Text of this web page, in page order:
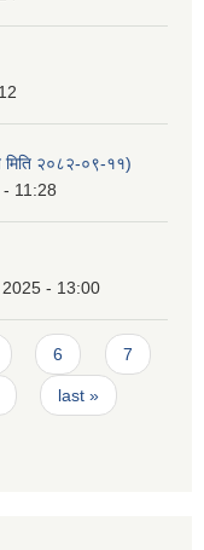
मिति २०८२-०९-११)
11:28
- 13:00
6 7
last »